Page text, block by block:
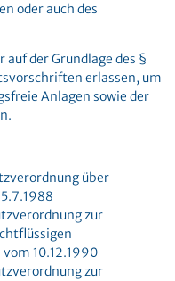
oder auch des
der Grundlage des §
erlassen, um
Anlagen sowie der
über
zur
10.12.1990
zur